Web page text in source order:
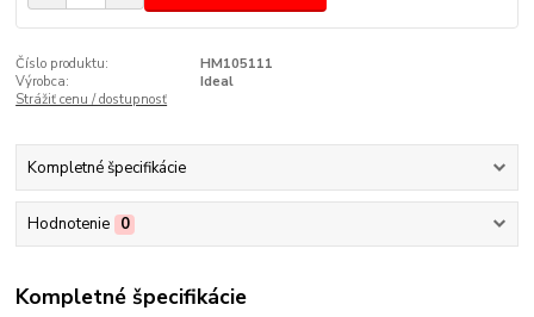
Číslo produktu:
HM105111
Výrobca:
Ideal
Strážiť cenu / dostupnosť
Kompletné špecifikácie
Hodnotenie 0
Kompletné špecifikácie